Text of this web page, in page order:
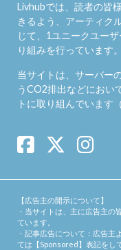
Livhubでは、読者の皆
きるよう、アーティク
じて、1ユニークユー
り組みを行っています。
当サイトは、サーバー
うCO2排出などにおい
トに取り組んでいます（
【広告主の開示について】
・当サイトは、主に広告主の
ています。
・記事広告について：広告
ては【Sponsored】表記をし